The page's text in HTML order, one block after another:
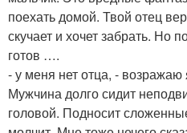
поехать домой. Твой отец
скучает и хочет забрать. Но
готов ….
- у меня нет отца, - возражаю
Мужчина долго сидит
головой. Подносит